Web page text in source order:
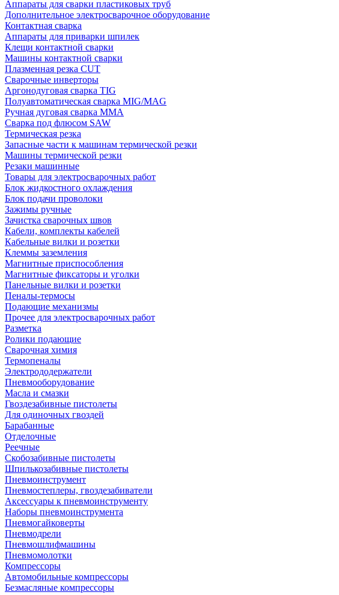
Аппараты для сварки пластиковых труб
Дополнительное электросварочное оборудование
Контактная сварка
Аппараты для приварки шпилек
Клещи контактной сварки
Машины контактной сварки
Плазменная резка CUT
Сварочные инверторы
Аргонодуговая сварка TIG
Полуавтоматическая сварка MIG/MAG
Ручная дуговая сварка MMA
Сварка под флюсом SAW
Термическая резка
Запасные части к машинам термической резки
Машины термической резки
Резаки машинные
Товары для электросварочных работ
Блок жидкостного охлаждения
Блок подачи проволоки
Зажимы ручные
Зачистка сварочных швов
Кабели, комплекты кабелей
Кабельные вилки и розетки
Клеммы заземления
Магнитные приспособления
Магнитные фиксаторы и уголки
Панельные вилки и розетки
Пеналы-термосы
Подающие механизмы
Прочее для электросварочных работ
Разметка
Ролики подающие
Сварочная химия
Термопеналы
Электрододержатели
Пневмооборудование
Масла и смазки
Гвоздезабивные пистолеты
Для одиночных гвоздей
Барабанные
Отделочные
Реечные
Скобозабивные пистолеты
Шпилькозабивные пистолеты
Пневмоинструмент
Пневмостеплеры, гвоздезабиватели
Аксессуары к пневмоинструменту
Наборы пневмоинструмента
Пневмогайковерты
Пневмодрели
Пневмошлифмашины
Пневмомолотки
Компрессоры
Автомобильные компрессоры
Безмасляные компрессоры